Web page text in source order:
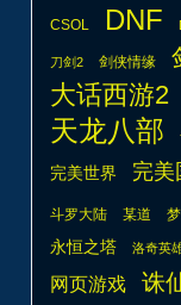
CSOL DNF
刀剑2 剑侠情缘
大话西游2
天龙八部
完美世界 完美
斗罗大陆 某道
永恒之塔
洛奇英
网页游戏 诛